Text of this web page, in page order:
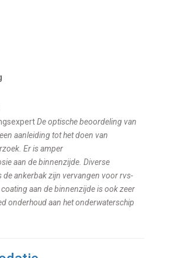
De optische beoordeling van
aanleiding tot het doen van
Er is amper
aan de binnenzijde. Diverse
de ankerbak zijn vervangen voor rvs-
aan de binnenzijde is ook zeer
onderhoud aan het onderwaterschip